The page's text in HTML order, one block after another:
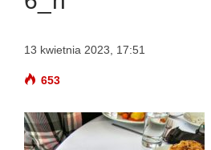
13 kwietnia 2023, 17:51
653